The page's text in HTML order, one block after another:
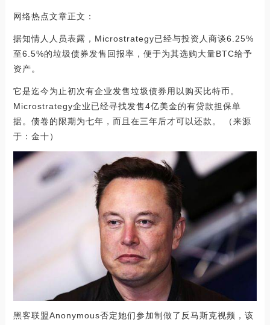
网络热点文章正文：
据知情人人员表露，Microstrategy已经与投资人商谈6.25%
至6.5%的垃圾债券发售回报率，便于为其选购大量BTC给予
资产。
它是迄今为止初次有企业发售垃圾债券用以购买比特币。
Microstrategy企业已经寻找发售4亿美金的有贷款担保单
据。债卷的限期为七年，而且在三年后才可以还款。 （来源
于：金十）
黑客联盟Anonymous否定她们参加制做了反马斯克视频，该